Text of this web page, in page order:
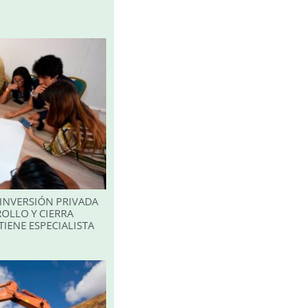
PRIVADA
Y CIERRA
ESPECIALISTA